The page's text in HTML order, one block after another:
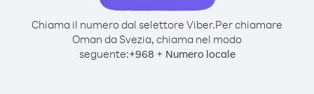
Chiama il numero dal selettore Viber.Per chiamare
Oman da Svezia, chiama nel modo
seguente:+968 + Numero locale